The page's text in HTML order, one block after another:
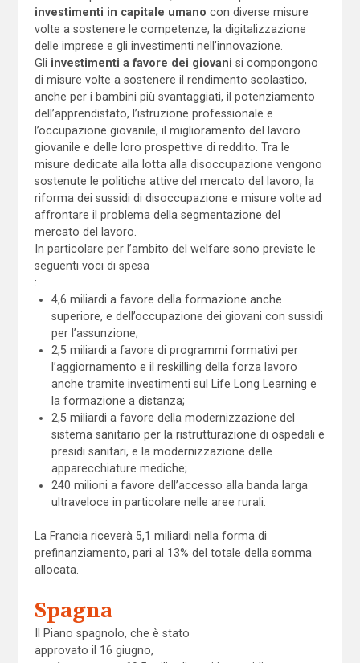
investimenti in capitale umano con diverse misure
volte a sostenere le competenze, la digitalizzazione
delle imprese e gli investimenti nell’innovazione.
Gli investimenti a favore dei giovani si compongono
di misure volte a sostenere il rendimento scolastico,
anche per i bambini più svantaggiati, il potenziamento
dell’apprendistato, l’istruzione professionale e
l’occupazione giovanile, il miglioramento del lavoro
giovanile e delle loro prospettive di reddito. Tra le
misure dedicate alla lotta alla disoccupazione vengono
sostenute le politiche attive del mercato del lavoro, la
riforma dei sussidi di disoccupazione e misure volte ad
affrontare il problema della segmentazione del
mercato del lavoro.
In particolare per l’ambito del welfare sono previste le
seguenti voci di spesa
:
4,6 miliardi a favore della formazione anche
superiore, e dell’occupazione dei giovani con sussidi
per l’assunzione;
2,5 miliardi a favore di programmi formativi per
l’aggiornamento e il reskilling della forza lavoro
anche tramite investimenti sul Life Long Learning e
la formazione a distanza;
2,5 miliardi a favore della modernizzazione del
sistema sanitario per la ristrutturazione di ospedali e
presidi sanitari, e la modernizzazione delle
apparecchiature mediche;
240 milioni a favore dell’accesso alla banda larga
ultraveloce in particolare nelle aree rurali.
La Francia riceverà 5,1 miliardi nella forma di
prefinanziamento, pari al 13% del totale della somma
allocata.
Spagna
Il Piano spagnolo, che è stato
approvato il 16 giugno,